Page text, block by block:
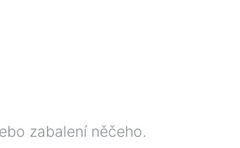
zabalení něčeho.